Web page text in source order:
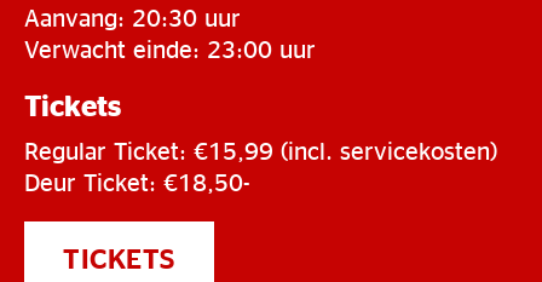
Aanvang: 20:30 uur
Verwacht einde: 23:00 uur
Tickets
Regular Ticket: €15,99 (incl. servicekosten)
Deur Ticket: €18,50-
TICKETS